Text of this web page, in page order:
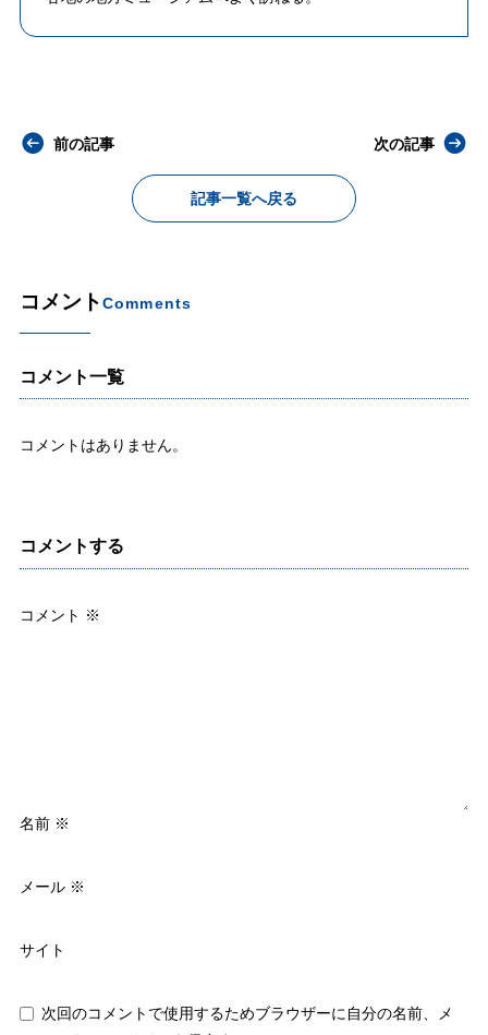
前の記事
記事一覧へ戻る
次の記事
コメントComments
コメント一覧
コメントはありません。
コメントする
コメント ※
名前 ※
メール ※
サイト
次回のコメントで使用するためブラウザーに自分の名前、メ